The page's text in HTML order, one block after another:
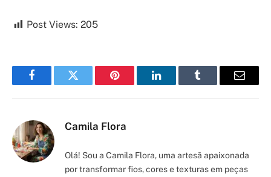
Post Views: 205
FacebookTwitter Pinterest LinkedInTumblr Email
Camila Flora
Olá! Sou a Camila Flora, uma artesã apaixonada
por transformar fios, cores e texturas em peças